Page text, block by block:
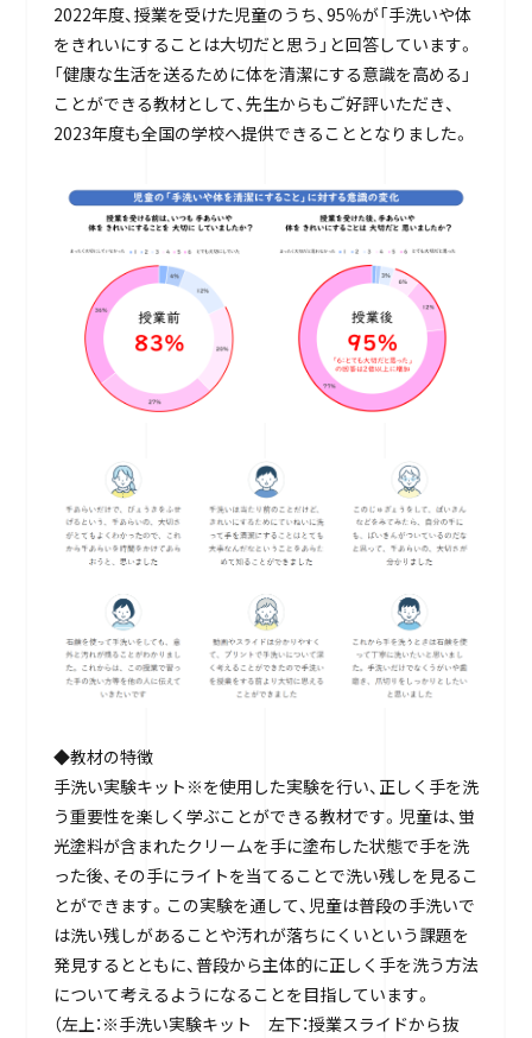
2022年度、授業を受けた児童のうち、95％が「手洗いや体
をきれいにすることは大切だと思う」と回答しています。
「健康な生活を送るために体を清潔にする意識を高める」
ことができる教材として、先生からもご好評いただき、
2023年度も全国の学校へ提供できることとなりました。
◆教材の特徴
手洗い実験キット※を使用した実験を行い、正しく手を洗
う重要性を楽しく学ぶことができる教材です。児童は、蛍
光塗料が含まれたクリームを手に塗布した状態で手を洗
った後、その手にライトを当てることで洗い残しを見るこ
とができます。この実験を通して、児童は普段の手洗いで
は洗い残しがあることや汚れが落ちにくいという課題を
発見するとともに、普段から主体的に正しく手を洗う方法
について考えるようになることを目指しています。
（左上：※手洗い実験キット 左下：授業スライドから抜